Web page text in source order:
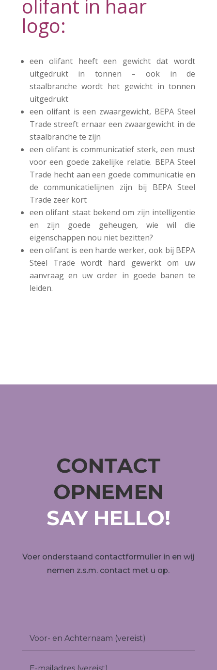
olifant in haar
logo:
een olifant heeft een gewicht dat wordt
uitgedrukt in tonnen – ook in de
staalbranche wordt het gewicht in tonnen
uitgedrukt
een olifant is een zwaargewicht, BEPA Steel
Trade streeft ernaar een zwaargewicht in de
staalbranche te zijn
een olifant is communicatief sterk, een must
voor een goede zakelijke relatie. BEPA Steel
Trade hecht aan een goede communicatie en
de communicatielijnen zijn bij BEPA Steel
Trade zeer kort
een olifant staat bekend om zijn intelligentie
en zijn goede geheugen, wie wil die
eigenschappen nou niet bezitten?
een olifant is een harde werker, ook bij BEPA
Steel Trade wordt hard gewerkt om uw
aanvraag en uw order in goede banen te
leiden.
CONTACT
OPNEMEN
SAY HELLO!
Voer onderstaand contactformulier in en wij
nemen z.s.m. contact met u op.